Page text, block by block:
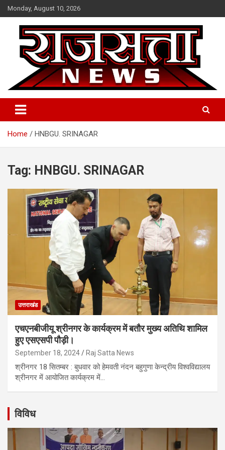
Skip
to
content
Monday, August 10, 2026
Raj Satta News
Home HNBGU. SRINAGAR
Tag: HNBGU. SRINAGAR
उत्तराखंड
एचएनबीजीयू श्रीनगर के कार्यक्रम में बतौर मुख्य अतिथि शामिल
हुए एसएसपी पौड़ी।
September 18, 2024 Raj Satta News
श्रीनगर 18 सितम्बर : बुधवार को हेमवती नंदन बहुगुणा केन्द्रीय विश्वविद्यालय
श्रीनगर में आयोजित कार्यक्रम में…
विविध